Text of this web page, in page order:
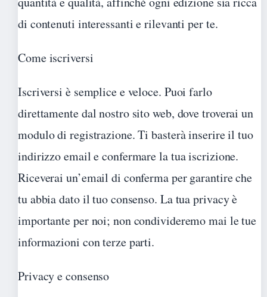
di contenuti interessanti e rilevanti per te.
Come iscriversi
Iscriversi è semplice e veloce. Puoi farlo
direttamente dal nostro sito web, dove troverai un
modulo di registrazione. Ti basterà inserire il tuo
indirizzo email e confermare la tua iscrizione.
Riceverai un’email di conferma per garantire che
tu abbia dato il tuo consenso. La tua privacy è
importante per noi; non condivideremo mai le tue
informazioni con terze parti.
Privacy e consenso